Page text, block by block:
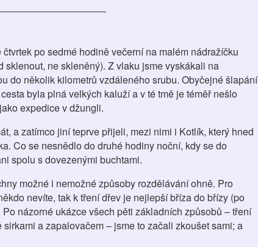
po sedmé hodině večerní na malém nádražíčku
ne skleněný). Z vlaku jsme vyskákali na
do několik kilometrů vzdáleného srubu. Obyčejné šlapání
byla plná velkých kaluží a v té tmě je téměř nešlo
expedice v džungli.
a zatímco jiní teprve přijeli, mezi nimi i Kotlík, který hned
Co se nesnědlo do druhé hodiny noční, kdy se do
spolu s dovezenými buchtami.
možné i nemožné způsoby rozdělávání ohně. Pro
nevíte, tak k tření dřev je nejlepší bříza do břízy (po
názorné ukázce všech pěti základních způsobů – tření
a zapalovačem – jsme to začali zkoušet sami; a